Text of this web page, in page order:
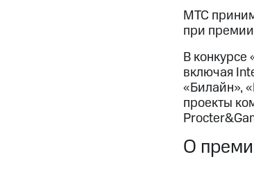
МТС
при
В
включая
«Билайн»,
проекты
О